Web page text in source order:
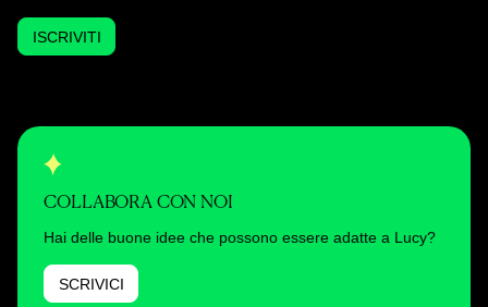
ISCRIVITI
COLLABORA CON NOI
Hai delle buone idee che possono essere adatte a Lucy?
SCRIVICI